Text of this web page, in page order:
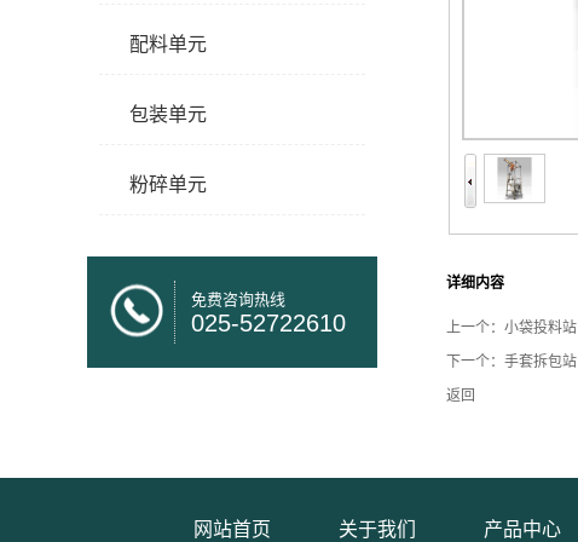
配料单元
包装单元
粉碎单元
免费咨询热线
025-52722610
详细内容
上一个： 小袋投料站
下一个： 手套拆包站
返回
网站首页 关于我们 产品中心